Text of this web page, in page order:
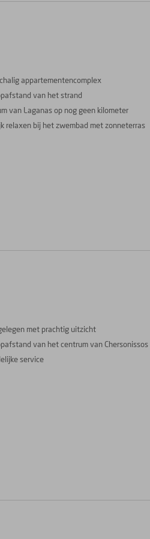
appartementencomplex
van het strand
van Laganas op nog geen kilometer
relaxen bij het zwembad met zonneterras
met prachtig uitzicht
van het centrum van Chersonissos
service